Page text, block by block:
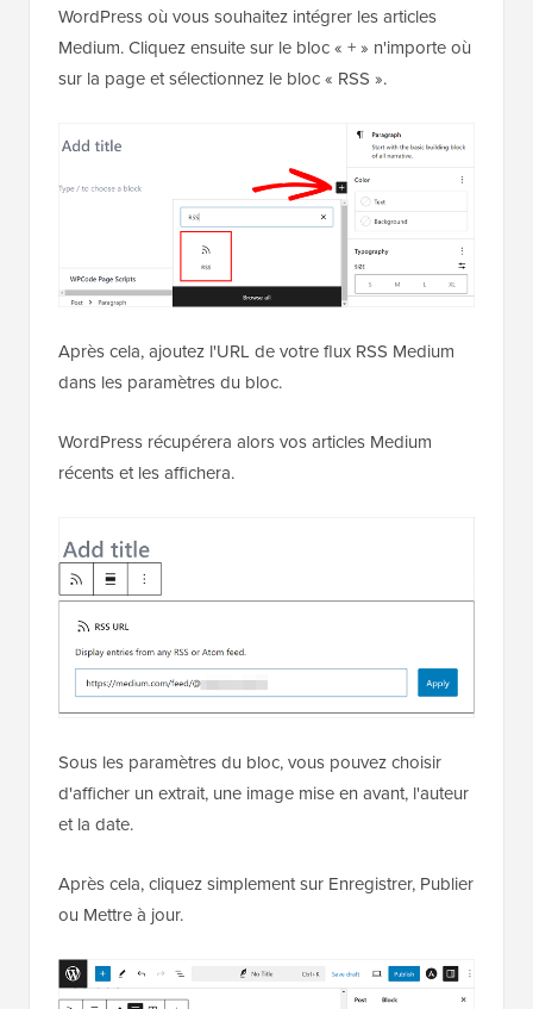
WordPress où vous souhaitez intégrer les articles
Medium. Cliquez ensuite sur le bloc « + » n'importe où
sur la page et sélectionnez le bloc « RSS ».
Après cela, ajoutez l'URL de votre flux RSS Medium
dans les paramètres du bloc.
WordPress récupérera alors vos articles Medium
récents et les affichera.
Sous les paramètres du bloc, vous pouvez choisir
d'afficher un extrait, une image mise en avant, l'auteur
et la date.
Après cela, cliquez simplement sur Enregistrer, Publier
ou Mettre à jour.